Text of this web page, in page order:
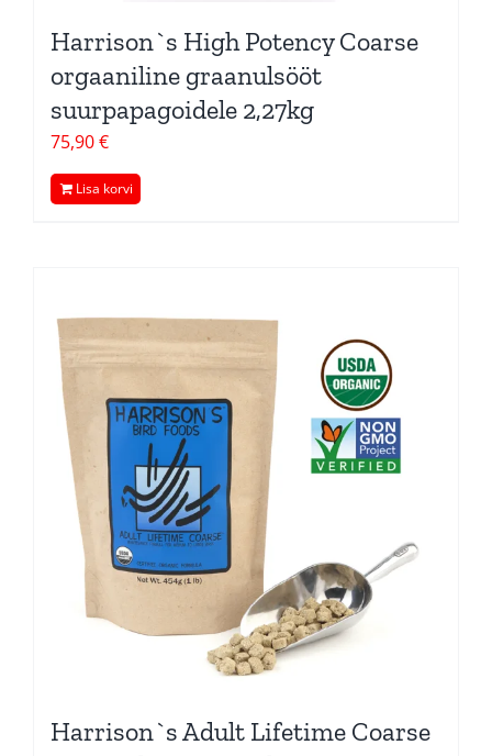
Harrison`s High Potency Coarse
orgaaniline graanulsööt
suurpapagoidele 2,27kg
75,90€
Lisa korvi
Harrison`s Adult Lifetime Coarse